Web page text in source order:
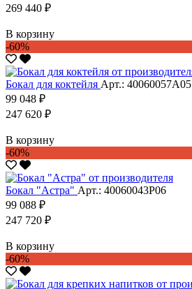
269 440 ₽
В корзину
-60%
Бокал для коктейля Арт.: 40060057А05
99 048 ₽
247 620 ₽
В корзину
-60%
Бокал "Астра" Арт.: 40060043Р06
99 088 ₽
247 720 ₽
В корзину
-60%